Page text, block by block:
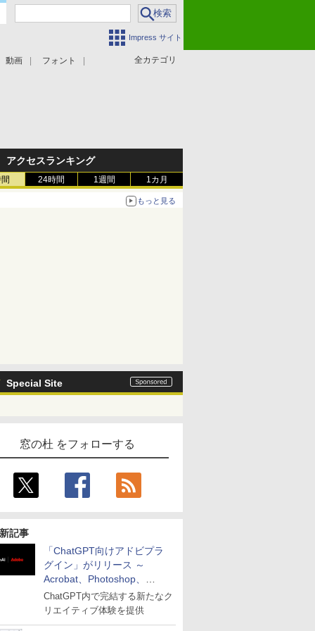
Impress サイト
全カテゴリ
動画 フォント
アクセスランキング
24時間 1週間 1カ月
もっと見る
Special Site
窓の杜 をフォローする
記事
「ChatGPT向けアドビプラ
グイン」がリリース ～
Acrobat、Photoshop、
Premiereなどの機能を1つの
プラグインに統合
ChatGPT内で完結する新たなク
リエイティブ体験を提供